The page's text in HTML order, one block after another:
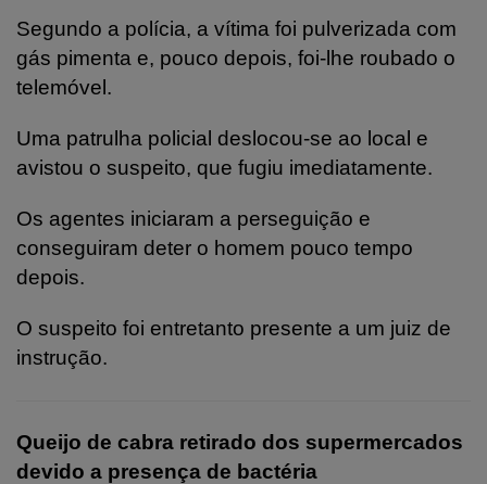
Segundo a polícia, a vítima foi pulverizada com
gás pimenta e, pouco depois, foi-lhe roubado o
telemóvel.
Uma patrulha policial deslocou-se ao local e
avistou o suspeito, que fugiu imediatamente.
Os agentes iniciaram a perseguição e
conseguiram deter o homem pouco tempo
depois.
O suspeito foi entretanto presente a um juiz de
instrução.
Queijo de cabra retirado dos supermercados
devido a presença de bactéria